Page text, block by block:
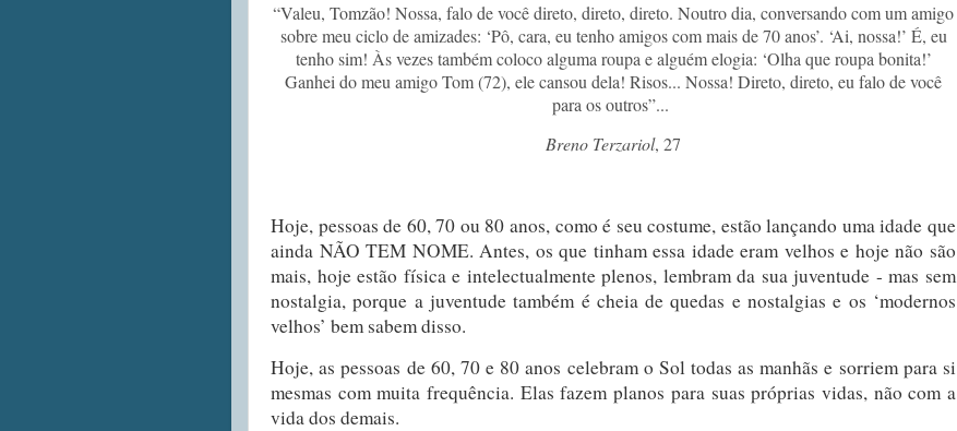
“Valeu, Tomzão! Nossa, falo de você direto, direto, direto. Noutro dia, conversando com um amigo
sobre meu ciclo de amizades: ‘Pô, cara, eu tenho amigos com mais de 70 anos’. ‘Ai, nossa!’ É, eu
tenho sim! Às vezes também coloco alguma roupa e alguém elogia: ‘Olha que roupa bonita!’
Ganhei do meu amigo Tom (72), ele cansou dela! Risos... Nossa! Direto, direto, eu falo de você
para os outros”...
Breno Terzariol, 27
Hoje, pessoas de 60, 70 ou 80 anos, como é seu costume, estão lançando uma idade que
ainda NÃO TEM NOME. Antes, os que tinham essa idade eram velhos e hoje não são
mais, hoje estão física e intelectualmente plenos, lembram da sua juventude - mas sem
nostalgia, porque a juventude também é cheia de quedas e nostalgias e os ‘modernos
velhos’ bem sabem disso.
Hoje, as pessoas de 60, 70 e 80 anos celebram o Sol todas as manhãs e sorriem para si
mesmas com muita frequência. Elas fazem planos para suas próprias vidas, não com a
vida dos demais.